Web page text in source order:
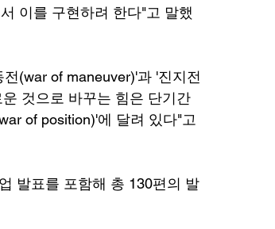
이를 구현하려 한다"고 말했
(war of maneuver)'과 '진지전
것으로 바꾸는 힘은 단기간
of position)'에 달려 있다"고
발표를 포함해 총 130편의 발